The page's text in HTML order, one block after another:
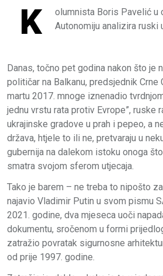
K
olumnista Boris Pavelić u
Autonomiju analizira ruski
Danas, točno pet godina nakon što je
političar na Balkanu, predsjednik Crne
martu 2017. mnoge iznenadio
jednu vrstu rata protiv Evrope”, ruske
ukrajinske gradove u prah i pepeo, a
država, htjele to ili ne, pretvaraju u
gubernija na dalekom istoku onoga
smatra svojom sferom utjecaja.
Tako je barem – ne treba to nipošto
najavio Vladimir Putin u svom pismu
2021. godine, dva mjeseca uoči
dokumentu, sročenom u formi
zatražio povratak sigurnosne
od prije 1997. godine.